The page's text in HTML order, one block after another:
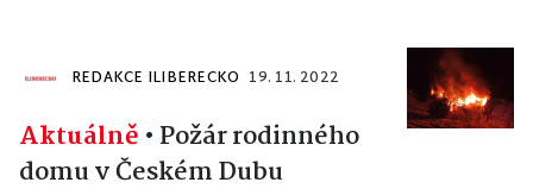
REDAKCE ILIBERECKO 19. 11. 2022
Aktuálně • Požár rodinného
domu v Českém Dubu